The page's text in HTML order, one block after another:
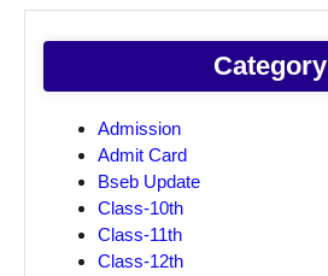
Category
Admission
Admit Card
Bseb Update
Class-10th
Class-11th
Class-12th